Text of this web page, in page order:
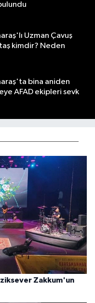
Uzman Çavuş
kimdir? Neden
bina aniden
AFAD ekipleri sevk
Zakkum'un